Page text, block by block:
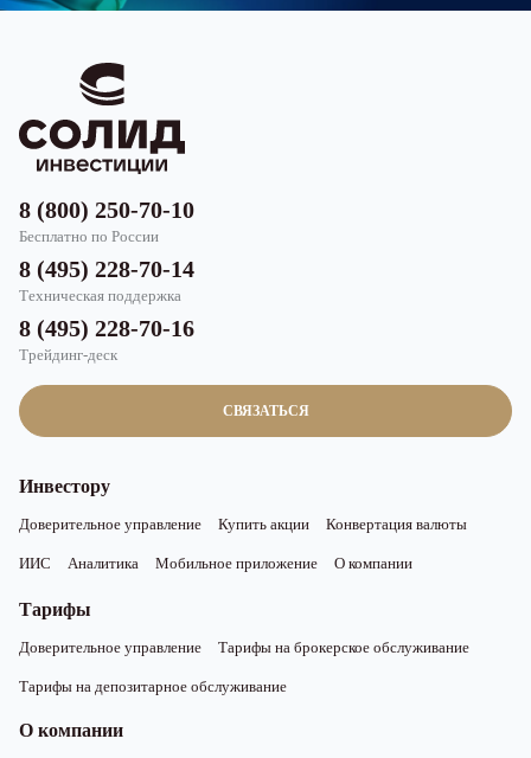
СВЯЗАТЬСЯ
8 (800) 250-70-10
Бесплатно по России
8 (495) 228-70-14
Техническая поддержка
8 (495) 228-70-16
Трейдинг-деск
Инвестору
Доверительное управление Купить акции Конвертация валюты
ИИС Аналитика Мобильное приложение О компании
Тарифы
Доверительное управление Тарифы на брокерское обслуживание
Тарифы на депозитарное обслуживание
О компании